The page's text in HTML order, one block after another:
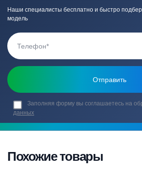
Наши специалисты бесплатно и быстро
модель
Заполняя форму вы соглашаетесь на
данных
Похожие товары